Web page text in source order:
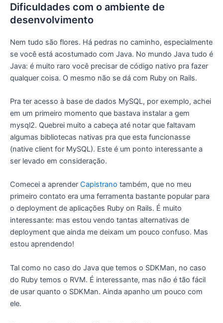
Dificuldades com o ambiente de
desenvolvimento
Nem tudo são flores. Há pedras no caminho, especialmente
se você está acostumado com Java. No mundo Java tudo é
Java: é muito raro você precisar de código nativo pra fazer
qualquer coisa. O mesmo não se dá com Ruby on Rails.
Pra ter acesso à base de dados MySQL, por exemplo, achei
em um primeiro momento que bastava instalar a gem
mysql2. Quebrei muito a cabeça até notar que faltavam
algumas bibliotecas nativas pra que esta funcionasse
(native client for MySQL). Este é um ponto interessante a
ser levado em consideração.
Comecei a aprender Capistrano também, que no meu
primeiro contato era uma ferramenta bastante popular para
o deployment de aplicações Ruby on Rails. É muito
interessante: mas estou vendo tantas alternativas de
deployment que ainda me deixam um pouco confuso. Mas
estou aprendendo!
Tal como no caso do Java que temos o SDKMan, no caso
do Ruby temos o RVM. É interessante, mas não é tão fácil
de usar quanto o SDKMan. Ainda apanho um pouco com
ele.